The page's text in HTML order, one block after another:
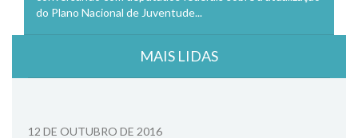
do Plano Nacional de Juventude...
MAIS LIDAS
12 DE OUTUBRO DE 2016